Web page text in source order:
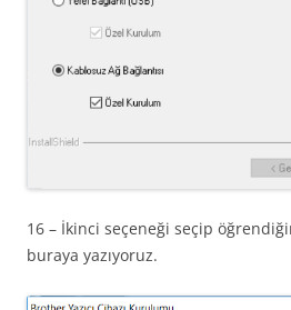
16 – İkinci seçeneği seçip
buraya yazıyoruz.